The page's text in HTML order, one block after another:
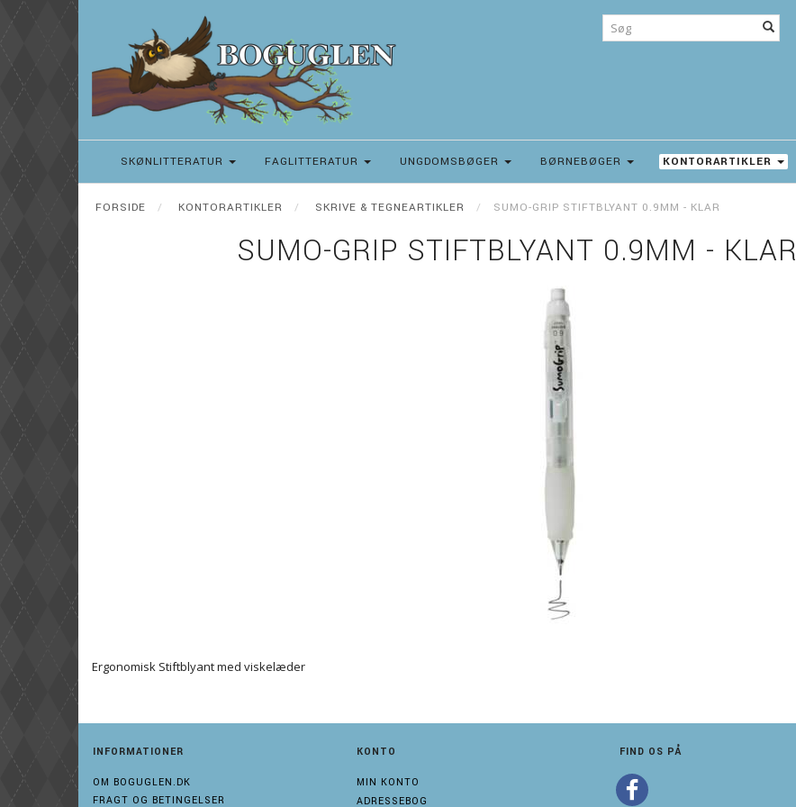
SKØNLITTERATUR FAGLITTERATUR UNGDOMSBØGER BØRNEBØGER KONTORARTIKLER
FORSIDE KONTORARTIKLER SKRIVE & TEGNEARTIKLER SUMO-GRIP STIFTBLYANT 0.9MM - KLAR
SUMO-GRIP STIFTBLYANT 0.9MM - KLAR
Ergonomisk Stiftblyant med viskelæder
INFORMATIONER
OM BOGUGLEN.DK
FRAGT OG BETINGELSER
KONTO
MIN KONTO
ADRESSEBOG
FIND OS PÅ